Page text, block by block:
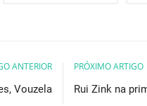
ANTERIOR
Vouzela
PRÓXIMO ARTIGO
Rui Zink na
Revista